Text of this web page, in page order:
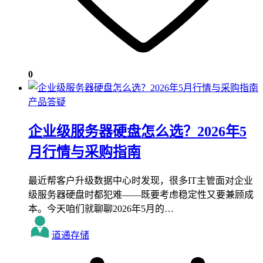
0
产品答疑
企业级服务器硬盘怎么选？2026年5
月行情与采购指南
最近帮客户升级数据中心时发现，很多IT主管面对企业
级服务器硬盘时都犯难——既要考虑稳定性又要兼顾成
本。今天咱们就聊聊2026年5月的…
道通存储